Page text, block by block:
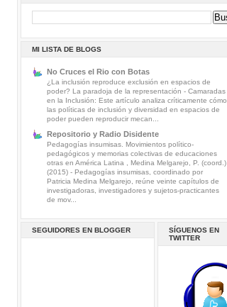
MI LISTA DE BLOGS
No Cruces el Rio con Botas
¿La inclusión reproduce exclusión en espacios de
poder? La paradoja de la representación - Camaradas
en la Inclusión: Este artículo analiza críticamente cómo
las políticas de inclusión y diversidad en espacios de
poder pueden reproducir mecan...
Repositorio y Radio Disidente
Pedagogías insumisas. Movimientos político-
pedagógicos y memorias colectivas de educaciones
otras en América Latina , Medina Melgarejo, P. (coord.)
(2015) - Pedagogías insumisas, coordinado por
Patricia Medina Melgarejo, reúne veinte capítulos de
investigadoras, investigadores y sujetos-practicantes
de mov...
SEGUIDORES EN BLOGGER
SÍGUENOS EN
TWITTER